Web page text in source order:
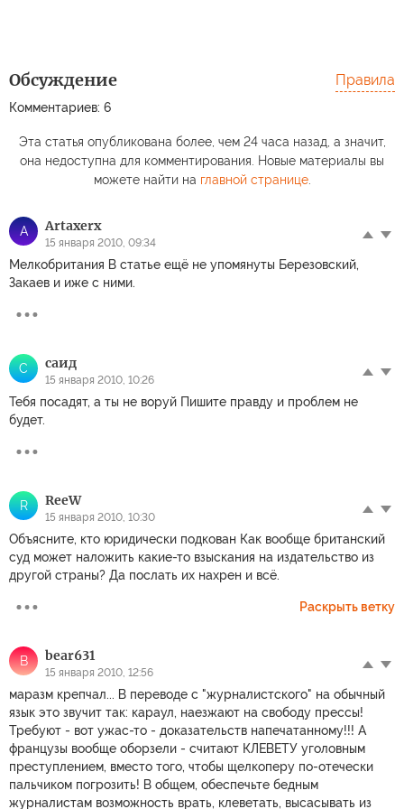
Обсуждение
Комментариев: 6
Правила
Эта статья опубликована более, чем 24 часа назад, а значит,
она недоступна для комментирования. Новые материалы вы
можете найти на главной странице.
A Artaxerx
15 января 2010, 09:34
Мелкобритания В статье ещё не упомянуты Березовский,
Закаев и иже с ними.
С саид
15 января 2010, 10:26
Тебя посадят, а ты не воруй Пишите правду и проблем не
будет.
R ReeW
15 января 2010, 10:30
Объясните, кто юридически подкован Как вообще британский
суд может наложить какие-то взыскания на издательство из
другой страны? Да послать их нахрен и всё.
Раскрыть ветку
B bear631
15 января 2010, 12:56
маразм крепчал... В переводе с "журналистского" на обычный
язык это звучит так: караул, наезжают на свободу прессы!
Требуют - вот ужас-то - доказательств напечатанному!!! А
французы вообще оборзели - считают КЛЕВЕТУ уголовным
преступлением, вместо того, чтобы щелкоперу по-отечески
пальчиком погрозить! В общем, обеспечьте бедным
журналистам возможность врать, клеветать, высасывать из